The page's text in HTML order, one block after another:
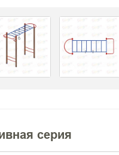
серия